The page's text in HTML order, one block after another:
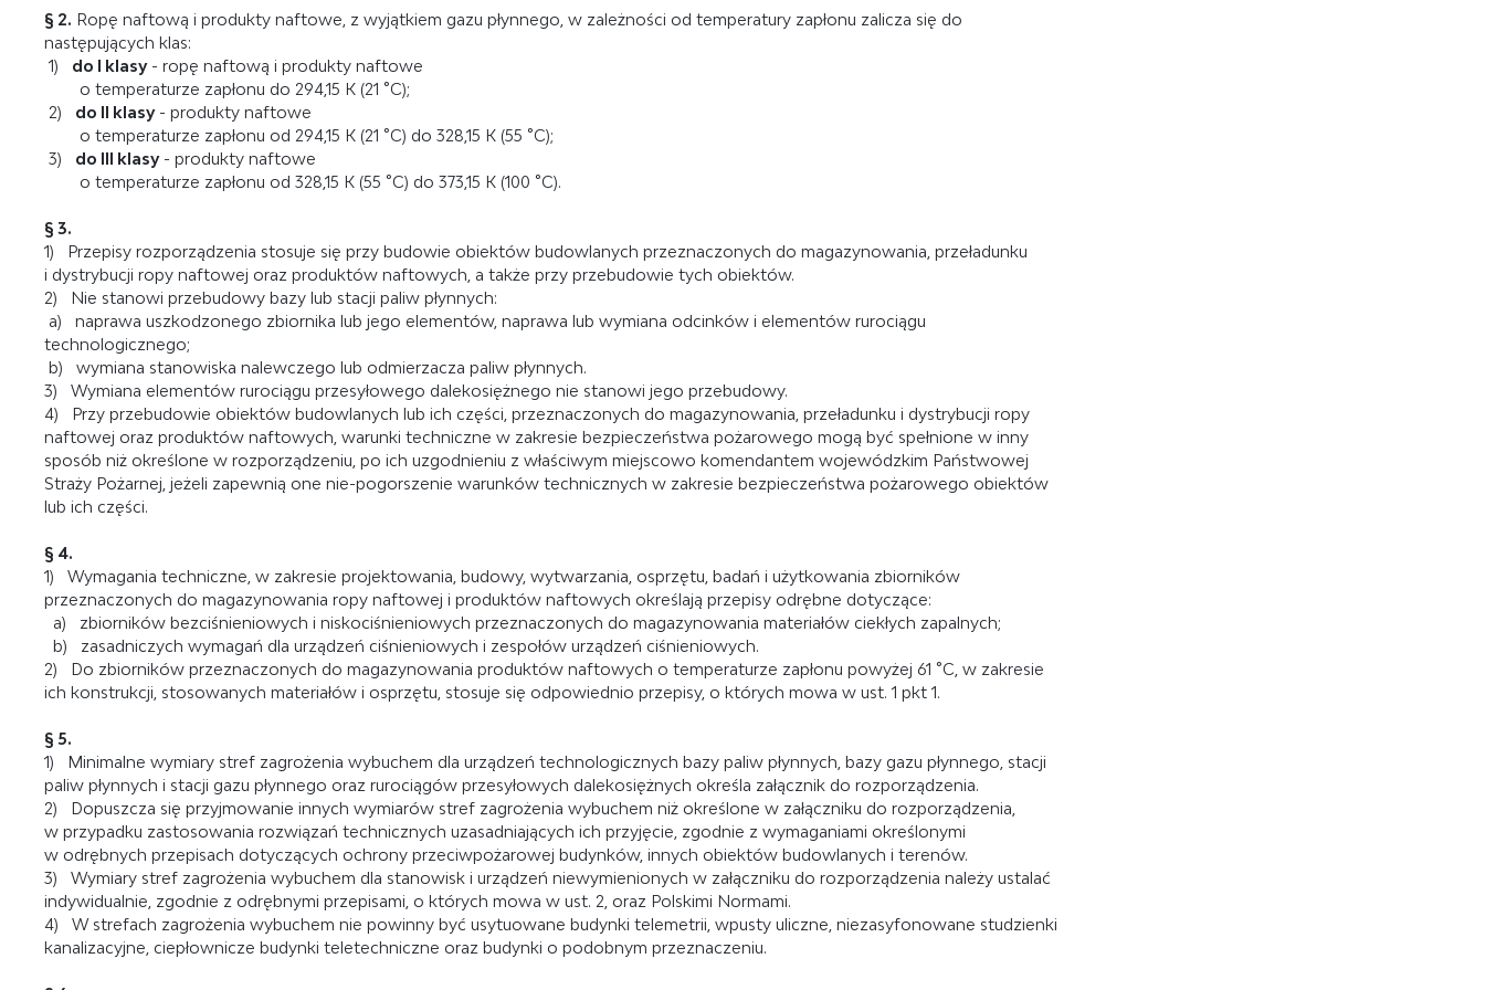
§ 2. Ropę naftową i produkty naftowe, z wyjątkiem gazu płynnego, w zależności od temperatury zapłonu zalicza się do
następujących klas:
1) do I klasy- ropę naftową i produkty naftowe
o temperaturze zapłonu do 294,15 K (21 °C);
2) do II klasy- produkty naftowe
o temperaturze zapłonu od 294,15 K (21 °C) do 328,15 K (55 °C);
3) do III klasy- produkty naftowe
o temperaturze zapłonu od 328,15 K (55 °C) do 373,15 K (100 °C).
§ 3.
1) Przepisy rozporządzenia stosuje się przy budowie obiektów budowlanych przeznaczonych do magazynowania, przeładunku
i dystrybucji ropy naftowej oraz produktów naftowych, a także przy przebudowie tych obiektów.
2) Nie stanowi przebudowy bazy lub stacji paliw płynnych:
a) naprawa uszkodzonego zbiornika lub jego elementów, naprawa lub wymiana odcinków i elementów rurociągu
technologicznego;
b) wymiana stanowiska nalewczego lub odmierzacza paliw płynnych.
3) Wymiana elementów rurociągu przesyłowego dalekosiężnego nie stanowi jego przebudowy.
4) Przy przebudowie obiektów budowlanych lub ich części, przeznaczonych do magazynowania, przeładunku i dystrybucji ropy
naftowej oraz produktów naftowych, warunki techniczne w zakresie bezpieczeństwa pożarowego mogą być spełnione w inny
sposób niż określone w rozporządzeniu, po ich uzgodnieniu z właściwym miejscowo komendantem wojewódzkim Państwowej
Straży Pożarnej, jeżeli zapewnią one nie-pogorszenie warunków technicznych w zakresie bezpieczeństwa pożarowego obiektów
lub ich części.
§ 4.
1) Wymagania techniczne, w zakresie projektowania, budowy, wytwarzania, osprzętu, badań i użytkowania zbiorników
przeznaczonych do magazynowania ropy naftowej i produktów naftowych określają przepisy odrębne dotyczące:
a) zbiorników bezciśnieniowych i niskociśnieniowych przeznaczonych do magazynowania materiałów ciekłych zapalnych;
b) zasadniczych wymagań dla urządzeń ciśnieniowych i zespołów urządzeń ciśnieniowych.
2) Do zbiorników przeznaczonych do magazynowania produktów naftowych o temperaturze zapłonu powyżej 61 °C, w zakresie
ich konstrukcji, stosowanych materiałów i osprzętu, stosuje się odpowiednio przepisy, o których mowa w ust. 1 pkt 1.
§ 5.
1) Minimalne wymiary stref zagrożenia wybuchem dla urządzeń technologicznych bazy paliw płynnych, bazy gazu płynnego, stacji
paliw płynnych i stacji gazu płynnego oraz rurociągów przesyłowych dalekosiężnych określa załącznik do rozporządzenia.
2) Dopuszcza się przyjmowanie innych wymiarów stref zagrożenia wybuchem niż określone w załączniku do rozporządzenia,
w przypadku zastosowania rozwiązań technicznych uzasadniających ich przyjęcie, zgodnie z wymaganiami określonymi
w odrębnych przepisach dotyczących ochrony przeciwpożarowej budynków, innych obiektów budowlanych i terenów.
3) Wymiary stref zagrożenia wybuchem dla stanowisk i urządzeń niewymienionych w załączniku do rozporządzenia należy ustalać
indywidualnie, zgodnie z odrębnymi przepisami, o których mowa w ust. 2, oraz Polskimi Normami.
4) W strefach zagrożenia wybuchem nie powinny być usytuowane budynki telemetrii, wpusty uliczne, niezasyfonowane studzienki
kanalizacyjne, ciepłownicze budynki teletechniczne oraz budynki o podobnym przeznaczeniu.